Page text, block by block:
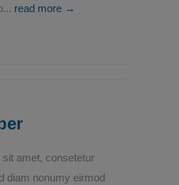
read more →
amet, consetetur
diam nonumy eirmod